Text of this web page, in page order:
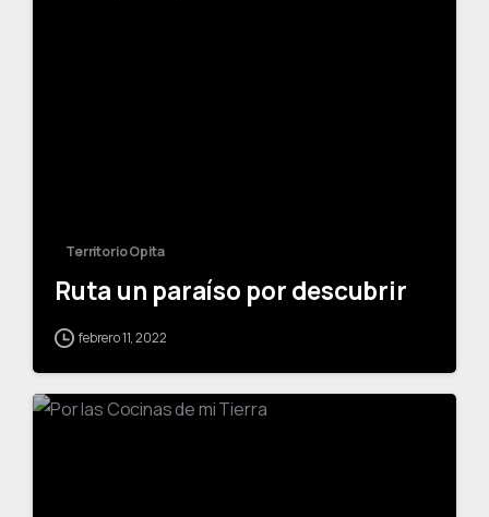
Territorio Opita
Ruta un paraíso por descubrir
febrero 11, 2022